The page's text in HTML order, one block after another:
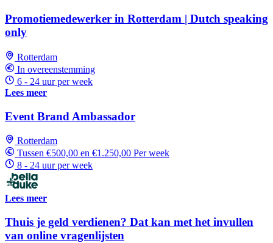
Promotiemedewerker in Rotterdam | Dutch speaking
only
Rotterdam
In overeenstemming
6 - 24 uur per week
Lees meer
Event Brand Ambassador
Rotterdam
Tussen €500,00 en €1.250,00 Per week
8 - 24 uur per week
Lees meer
Thuis je geld verdienen? Dat kan met het invullen
van online vragenlijsten